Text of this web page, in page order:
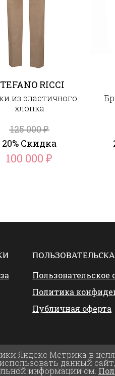
RICCI
из эластичного
хлопка
125 000₽
20% Скидка
100 000 ₽
Пользовательское
Политика
Публичная оферта
сайта: «Nikolas group»
Яндекс Метрика в
данный
информации см.